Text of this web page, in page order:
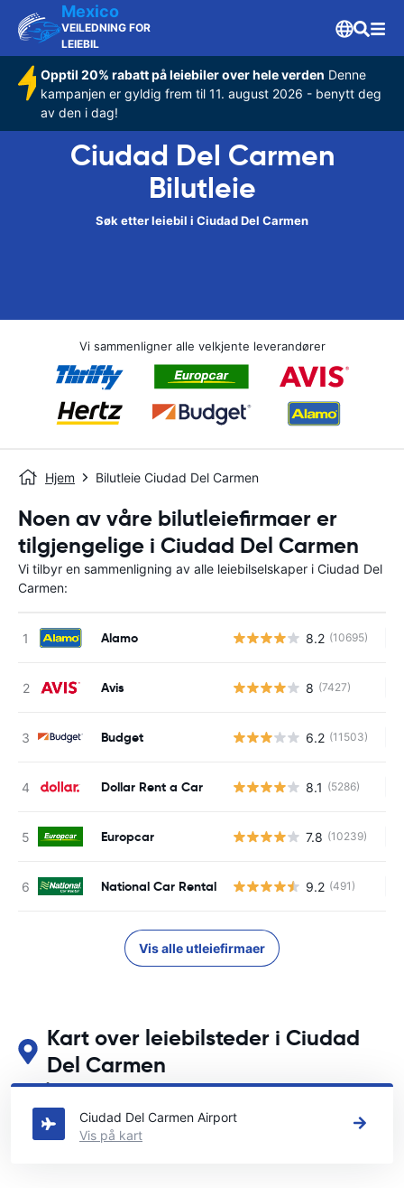
Mexico
VEILEDNING FOR
LEIEBIL
Opptil 20% rabatt på leiebiler over hele verden Denne
kampanjen er gyldig frem til 11. august 2026 - benytt deg
av den i dag!
Ciudad Del Carmen
Bilutleie
Søk etter leiebil i Ciudad Del Carmen
Vi sammenligner alle velkjente leverandører
Hjem Bilutleie Ciudad Del Carmen
Noen av våre bilutleiefirmaer er
tilgjengelige i Ciudad Del Carmen
Vi tilbyr en sammenligning av alle leiebilselskaper i Ciudad Del
Carmen:
Alamo 8.2 (10695)
Avis 8 (7427)
Budget 6.2 (11503)
Dollar Rent a Car 8.1 (5286)
Europcar 7.8 (10239)
National Car Rental 9.2 (491)
Vis alle utleiefirmaer
Kart over leiebilsteder i Ciudad
Del Carmen
Se våre viktigste bilutleiesteder i Ciudad Del Carmen
Ciudad Del Carmen Airport
Vis på kart